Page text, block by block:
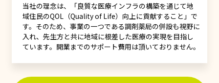
当社の理念は、「良質な医療インフラの構築を通じて地
域住民のQOL（Quality of Life）向上に貢献すること」で
す。そのため、事業の一つである調剤薬局の併設も視野に
入れ、先生方と共に地域に根差した医療の実現を目指し
ています。開業までのサポート費用は頂いておりません。